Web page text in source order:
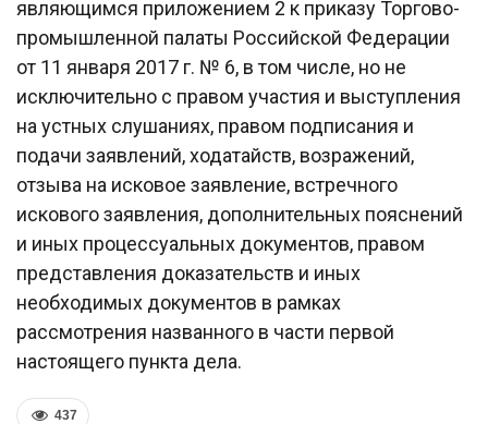
являющимся приложением 2 к приказу Торгово-
промышленной палаты Российской Федерации
от 11 января 2017 г. № 6, в том числе, но не
исключительно с правом участия и выступления
на устных слушаниях, правом подписания и
подачи заявлений, ходатайств, возражений,
отзыва на исковое заявление, встречного
искового заявления, дополнительных пояснений
и иных процессуальных документов, правом
представления доказательств и иных
необходимых документов в рамках
рассмотрения названного в части первой
настоящего пункта дела.
437